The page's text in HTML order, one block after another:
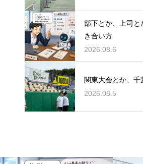
部下とか、上司と
き合い方
2026.08.6
関東大会とか、千
2026.08.5